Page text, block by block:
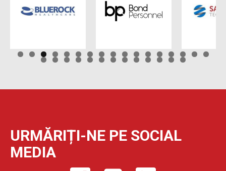
URMĂRIȚI-NE PE SOCIAL
MEDIA